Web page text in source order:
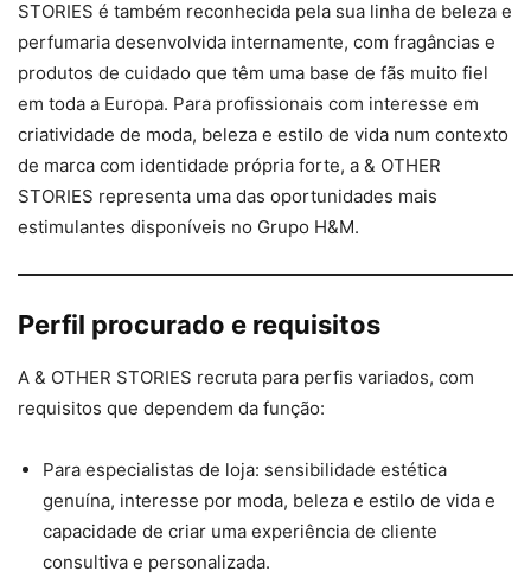
STORIES é também reconhecida pela sua linha de beleza e
perfumaria desenvolvida internamente, com fragâncias e
produtos de cuidado que têm uma base de fãs muito fiel
em toda a Europa. Para profissionais com interesse em
criatividade de moda, beleza e estilo de vida num contexto
de marca com identidade própria forte, a & OTHER
STORIES representa uma das oportunidades mais
estimulantes disponíveis no Grupo H&M.
Perfil procurado e requisitos
A & OTHER STORIES recruta para perfis variados, com
requisitos que dependem da função:
Para especialistas de loja: sensibilidade estética
genuína, interesse por moda, beleza e estilo de vida e
capacidade de criar uma experiência de cliente
consultiva e personalizada.